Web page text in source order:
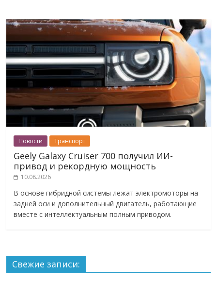
Новости Транспорт
Geely Galaxy Cruiser 700 получил ИИ-
привод и рекордную мощность
10.08.2026
В основе гибридной системы лежат электромоторы на
задней оси и дополнительный двигатель, работающие
вместе с интеллектуальным полным приводом.
Свежие записи: